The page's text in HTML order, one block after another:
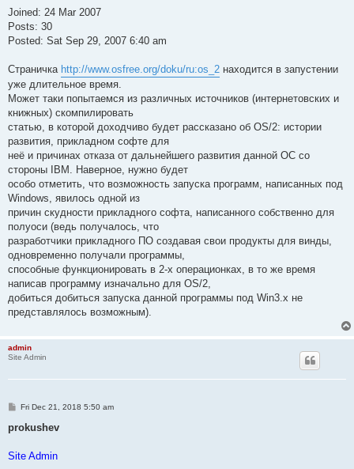
Joined: 24 Mar 2007
Posts: 30
Posted: Sat Sep 29, 2007 6:40 am
Страничка http://www.osfree.org/doku/ru:os_2 находится в запустении
уже длительное время.
Может таки попытаемся из различных источников (интернетовских и
книжных) скомпилировать
статью, в которой доходчиво будет рассказано об OS/2: истории
развития, прикладном софте для
неё и причинах отказа от дальнейшего развития данной ОС со
стороны IBM. Наверное, нужно будет
особо отметить, что возможность запуска программ, написанных под
Windows, явилось одной из
причин скудности прикладного софта, написанного собственно для
полуоси (ведь получалось, что
разработчики прикладного ПО создавая свои продукты для винды,
одновременно получали программы,
способные функционировать в 2-х операционках, в то же время
написав программу изначально для OS/2,
добиться добиться запуска данной программы под Win3.x не
представлялось возможным).
admin
Site Admin
P
s
Fri Dec 21, 2018 5:50 am
prokushev
Site Admin